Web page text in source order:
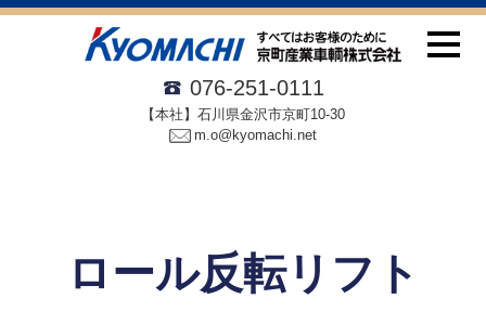
076-251-0111
【本社】石川県金沢市京町10-30
m.o@kyomachi.net
ロール反転リフト